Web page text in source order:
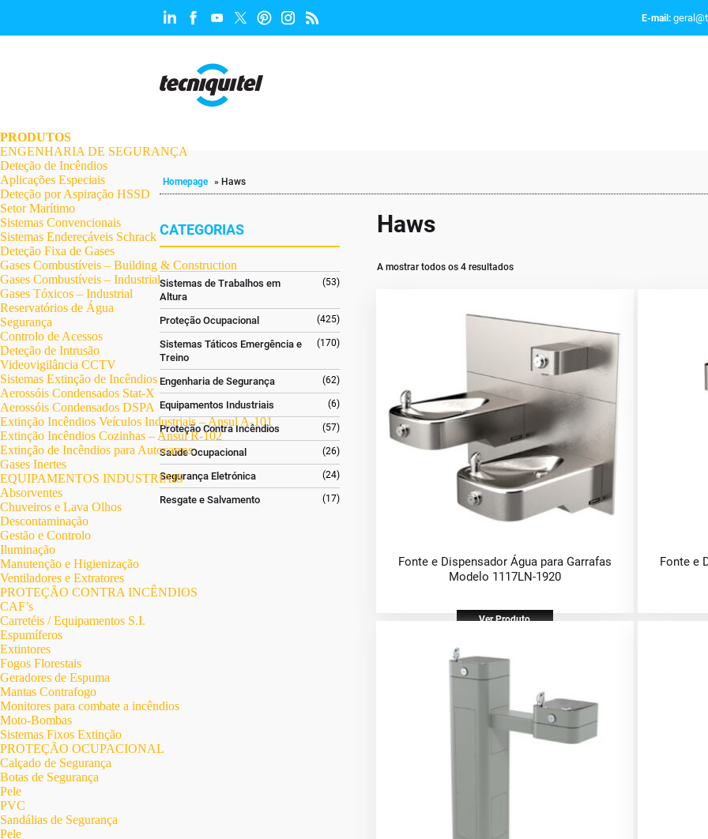
E-mail:
PRODUTOS
ENGENHARIA DE SEGURANÇA
Deteção de Incêndios
Aplicações Especiais
Deteção por Aspiração HSSD
Setor Marítimo
Sistemas Convencionais
Sistemas Endereçáveis Schrack
Deteção Fixa de Gases
Gases Combustíveis – Building & Construction
Gases Combustíveis – Industrial
Gases Tóxicos – Industrial
Reservatórios de Água
Segurança
Controlo de Acessos
Deteção de Intrusão
Videovigilância CCTV
Sistemas Extinção de Incêndios
Aerossóis Condensados Stat-X
Aerossóis Condensados DSPA
Extinção Incêndios Veículos Industriais – Ansul A-101
Extinção Incêndios Cozinhas – Ansul R-102
Extinção de Incêndios para Autocarros
Gases Inertes
EQUIPAMENTOS INDUSTRIAIS
Absorventes
Chuveiros e Lava Olhos
Descontaminação
Gestão e Controlo
Iluminação
Manutenção e Higienização
Ventiladores e Extratores
PROTEÇÃO CONTRA INCÊNDIOS
CAF’s
Carretéis / Equipamentos S.I.
Espumíferos
Extintores
Fogos Florestais
Geradores de Espuma
Mantas Contrafogo
Monitores para combate a incêndios
Moto-Bombas
Sistemas Fixos Extinção
PROTEÇÃO OCUPACIONAL
Calçado de Segurança
Botas de Segurança
Pele
PVC
Sandálias de Segurança
Pele
Homepage » Haws
CATEGORIAS
Sistemas de Trabalhos em
Altura
(53)
Proteção Ocupacional (425)
Sistemas Táticos Emergência e
Treino
(170)
Engenharia de Segurança (62)
Equipamentos Industriais (6)
Proteção Contra Incêndios (57)
Saúde Ocupacional (26)
Segurança Eletrónica (24)
Resgate e Salvamento (17)
Haws
A mostrar todos os 4 resultados
Fonte e Dispensador Água para Garrafas
Modelo 1117LN-1920
Ver Produto
Fonte e